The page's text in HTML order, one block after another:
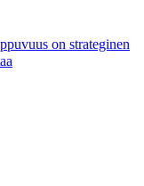
on strateginen